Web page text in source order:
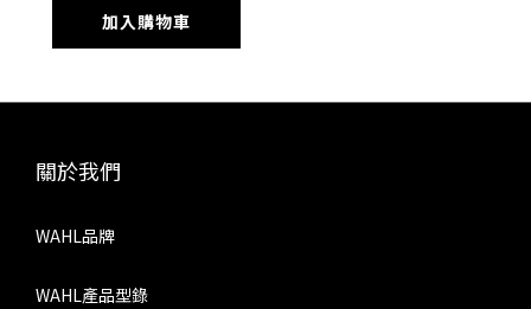
加入購物車
關於我們
WAHL品牌
WAHL產品型錄